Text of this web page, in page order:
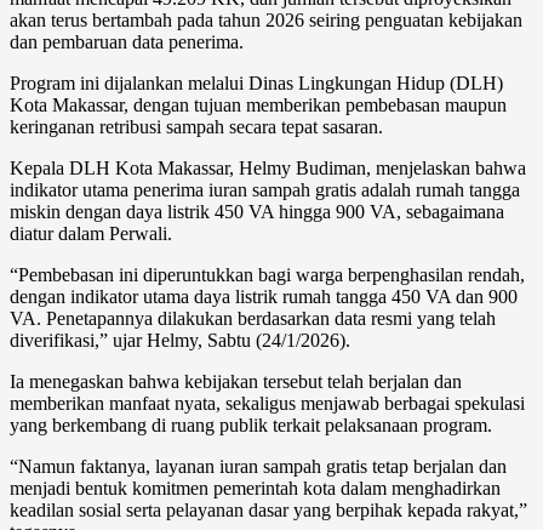
akan terus bertambah pada tahun 2026 seiring penguatan kebijakan
dan pembaruan data penerima.
Program ini dijalankan melalui Dinas Lingkungan Hidup (DLH)
Kota Makassar, dengan tujuan memberikan pembebasan maupun
keringanan retribusi sampah secara tepat sasaran.
Kepala DLH Kota Makassar, Helmy Budiman, menjelaskan bahwa
indikator utama penerima iuran sampah gratis adalah rumah tangga
miskin dengan daya listrik 450 VA hingga 900 VA, sebagaimana
diatur dalam Perwali.
“Pembebasan ini diperuntukkan bagi warga berpenghasilan rendah,
dengan indikator utama daya listrik rumah tangga 450 VA dan 900
VA. Penetapannya dilakukan berdasarkan data resmi yang telah
diverifikasi,” ujar Helmy, Sabtu (24/1/2026).
Ia menegaskan bahwa kebijakan tersebut telah berjalan dan
memberikan manfaat nyata, sekaligus menjawab berbagai spekulasi
yang berkembang di ruang publik terkait pelaksanaan program.
“Namun faktanya, layanan iuran sampah gratis tetap berjalan dan
menjadi bentuk komitmen pemerintah kota dalam menghadirkan
keadilan sosial serta pelayanan dasar yang berpihak kepada rakyat,”